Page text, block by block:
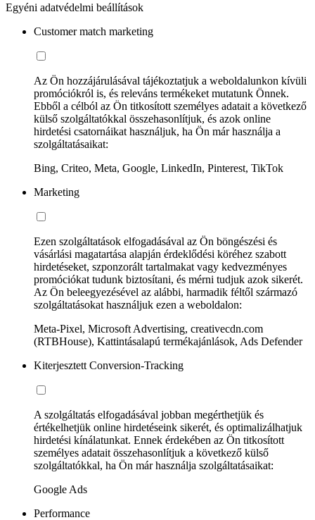
Egyéni adatvédelmi beállítások
Customer match marketing
Az Ön hozzájárulásával tájékoztatjuk a weboldalunkon kívüli
promóciókról is, és releváns termékeket mutatunk Önnek.
Ebből a célból az Ön titkosított személyes adatait a következő
külső szolgáltatókkal összehasonlítjuk, és azok online
hirdetési csatornáikat használjuk, ha Ön már használja a
szolgáltatásaikat:
Bing, Criteo, Meta, Google, LinkedIn, Pinterest, TikTok
Marketing
Ezen szolgáltatások elfogadásával az Ön böngészési és
vásárlási magatartása alapján érdeklődési köréhez szabott
hirdetéseket, szponzorált tartalmakat vagy kedvezményes
promóciókat tudunk biztosítani, és mérni tudjuk azok sikerét.
Az Ön beleegyezésével az alábbi, harmadik féltől származó
szolgáltatásokat használjuk ezen a weboldalon:
Meta-Pixel, Microsoft Advertising, creativecdn.com
(RTBHouse), Kattintásalapú termékajánlások, Ads Defender
Kiterjesztett Conversion-Tracking
A szolgáltatás elfogadásával jobban megérthetjük és
értékelhetjük online hirdetéseink sikerét, és optimalizálhatjuk
hirdetési kínálatunkat. Ennek érdekében az Ön titkosított
személyes adatait összehasonlítjuk a következő külső
szolgáltatókkal, ha Ön már használja szolgáltatásaikat:
Google Ads
Performance